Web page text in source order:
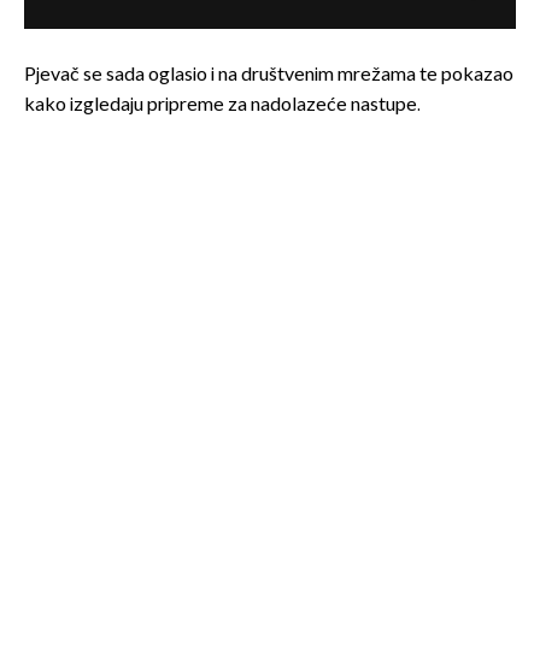
Pjevač se sada oglasio i na društvenim mrežama te pokazao
kako izgledaju pripreme za nadolazeće nastupe.